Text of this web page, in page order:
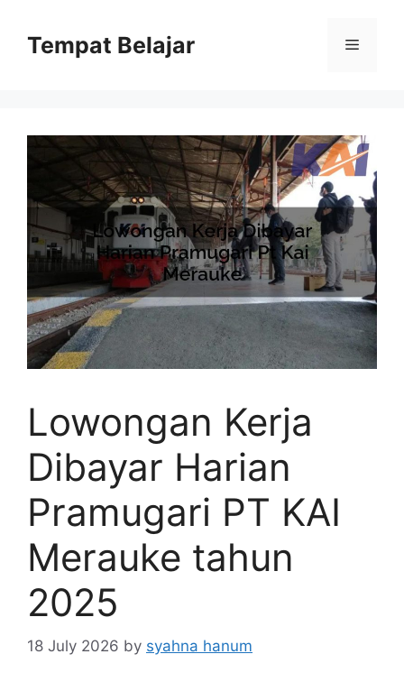
contentTempat Belajar Menu
Lowongan Kerja
Dibayar Harian
Pramugari PT KAI
Merauke tahun
2025
18 July 2026 by syahna hanum